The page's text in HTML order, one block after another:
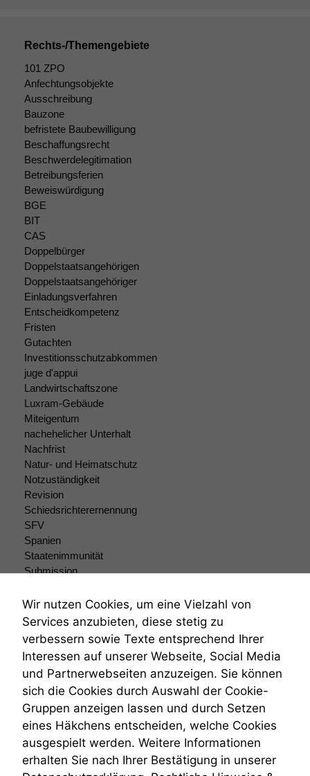
Rechts-/Themengebiete
101 ZPO
Anfechtungsobjekte
Ausschreibung
Bauzone
befristete Baubewilligung
Beschaffungsrecht
Beschwerdelegitimation
Betreibungsferien
Beweiswürdigung
BGE
BIT
CAS
Doppelbürger
Doppelstaatsangehörigen
Doppelstaatsangehöriger
Einladungsverfahren
Entscheidkompetenz
Fristen
Gutachten
Investitionsschutzabkommen
juge d'appui
Landwirtschaftszone
Luxram-Gebäude
Miteigentum
nachehelicher Unterhalt
Nachfrist
Natur- und Heimatschutz
Notzuständigkeit
Revision
Schiedsrichterernennung
SFV
Spanien
Staatenimmunität
Submission
Teilungsklage
Venezuela
VRK
Wiederherstellungsanordnung
Zivilprozessordnung
ZPO
Zustellfiktion
Zuständigkeit
Öffentliches Personalrecht
Öffentlichkeitsprinzip
Wir nutzen Cookies, um eine Vielzahl von
Services anzubieten, diese stetig zu
verbessern sowie Texte entsprechend Ihrer
Interessen auf unserer Webseite, Social Media
und Partnerwebseiten anzuzeigen. Sie können
sich die Cookies durch Auswahl der Cookie-
Gruppen anzeigen lassen und durch Setzen
eines Häkchens entscheiden, welche Cookies
ausgespielt werden. Weitere Informationen
erhalten Sie nach Ihrer Bestätigung in unserer
durchführen zu
uns, unsere Website
zu verbessern.